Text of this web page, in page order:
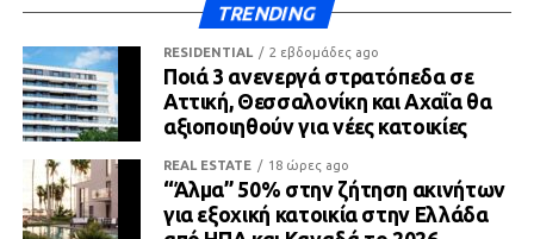
TRENDING
RESIDENTIAL 2 εβδομάδες ago
Ποιά 3 ανενεργά στρατόπεδα σε
Αττική, Θεσσαλονίκη και Αχαΐα θα
αξιοποιηθούν για νέες κατοικίες
REAL ESTATE 18 ώρες ago
“Άλμα” 50% στην ζήτηση ακινήτων
για εξοχική κατοικία στην Ελλάδα